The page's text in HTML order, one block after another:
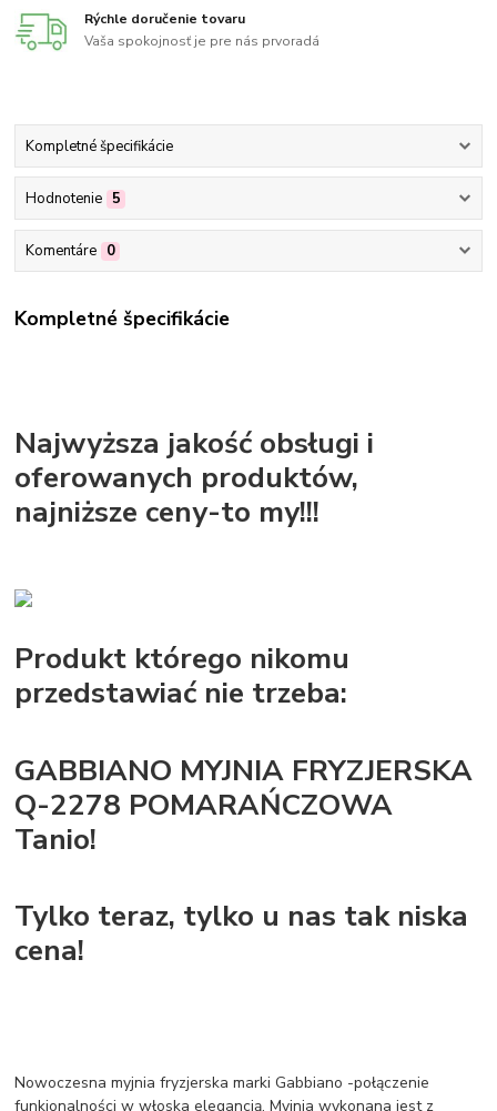
Rýchle doručenie tovaru
Vaša spokojnosť je pre nás prvoradá
Kompletné špecifikácie
Hodnotenie 5
Komentáre 0
Kompletné špecifikácie
Najwyższa jakość obsługi i
oferowanych produktów,
najniższe ceny-to my!!!
Produkt którego nikomu
przedstawiać nie trzeba:
GABBIANO MYJNIA FRYZJERSKA
Q-2278 POMARAŃCZOWA
Tanio!
Tylko teraz, tylko u nas tak niska
cena!
Nowoczesna myjnia fryzjerska marki Gabbiano -połączenie
funkjonalności w włoska elegancją. Myjnia wykonana jest z